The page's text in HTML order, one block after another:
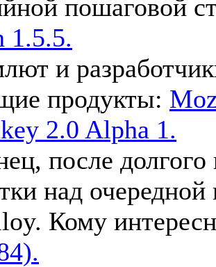
пошаговой
1.5.5.
и
продукты:
2.0 Alpha 1.
после
над
Кому